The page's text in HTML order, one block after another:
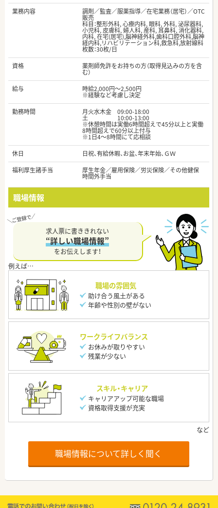
業務内容
調剤／監査／服薬指導／在宅業務（居宅）／OTC
販売
科目：整形外科, 心療内科, 眼科, 外科, 泌尿器科,
小児科, 皮膚科, 婦人科, 産科, 耳鼻科, 消化器科,
内科, 在宅(居宅),脳神経外科,歯科口腔外科,脳神
経内科,リハビリテーション科,救急科,放射線科
枚数：30枚/日
資格
薬剤師免許をお持ちの方（取得見込みの方を含
む）
給与
時給2,000円～2,500円
※経験など考慮し決定
勤務時間
月火水木金 09:00-18:00
土 10:00-13:00
※休憩時間は実働6時間超えで45分以上と実働
8時間超えで60分以上付与
※1日4～8時間にて応相談
休日
日祝、有給休暇、お盆、年末年始、ＧＷ
福利厚生諸手当
厚生年金／雇用保険／労災保険／その他健保
時間外手当
職場情報
求人票に書ききれない
“詳しい職場情報”
をお伝えします！
職場の雰囲気
助け合う風土がある
年齢や性別の壁がない
ワークライフバランス
お休みが取りやすい
残業が少ない
スキル・キャリア
キャリアアップ可能な職場
資格取得支援が充実
職場情報について詳しく聞く